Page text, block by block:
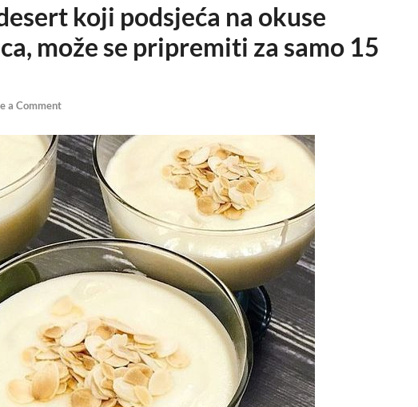
koji podsjeća na okuse
može se pripremiti za samo 15
a Comment